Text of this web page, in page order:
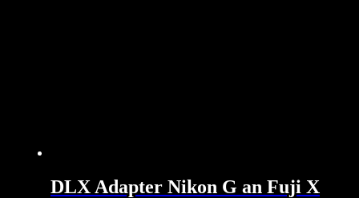
DLX Adapter Nikon G an Fuji X